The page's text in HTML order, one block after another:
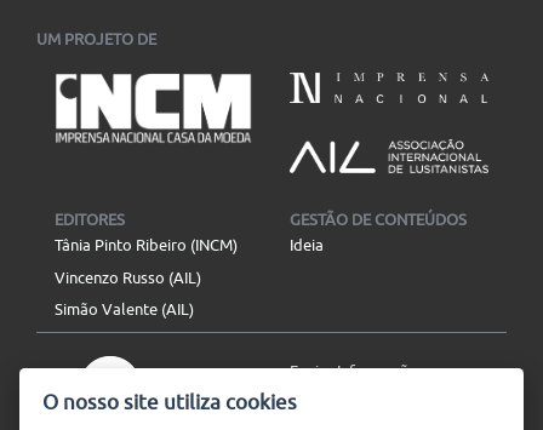
UM PROJETO DE
EDITORES
Tânia Pinto Ribeiro (INCM)
Vincenzo Russo (AIL)
Simão Valente (AIL)
GESTÃO DE CONTEÚDOS
Ideia
Enviar Informação
Aviso Legal
O nosso site utiliza cookies